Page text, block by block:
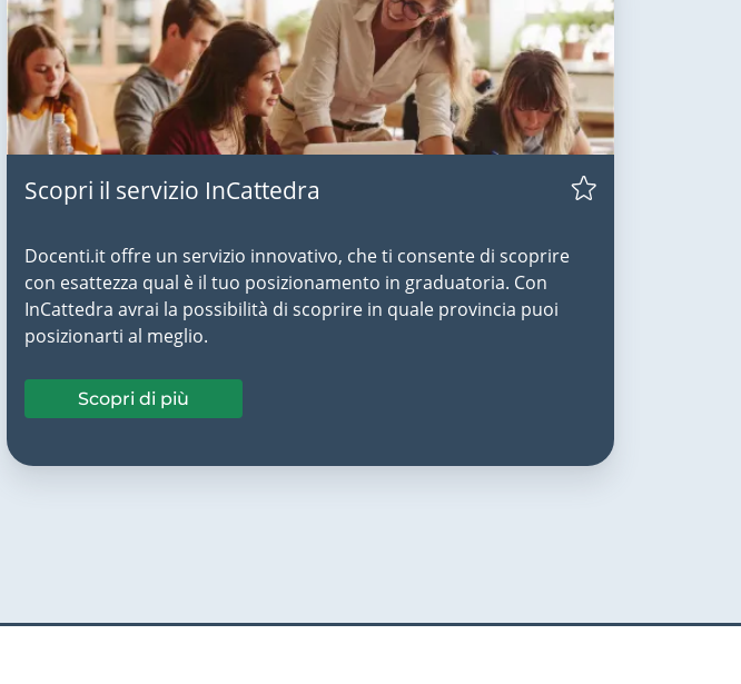
Scopri il servizio InCattedra
Docenti.it offre un servizio innovativo, che ti consente di scoprire
con esattezza qual è il tuo posizionamento in graduatoria. Con
InCattedra avrai la possibilità di scoprire in quale provincia puoi
posizionarti al meglio.
Scopri di più